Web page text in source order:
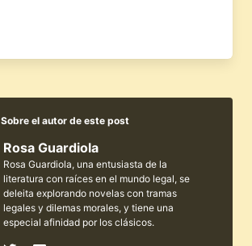
Sobre el autor de este post
Rosa Guardiola
Rosa Guardiola, una entusiasta de la
literatura con raíces en el mundo legal, se
deleita explorando novelas con tramas
legales y dilemas morales, y tiene una
especial afinidad por los clásicos.